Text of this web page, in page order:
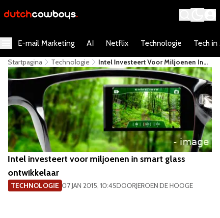
E-mail Marketing AI Netflix Technologie Tech in
Startpagina Technologie
Intel Investeert Voor Miljoenen In
Smart Glass Ontwikkelaar
Intel investeert voor miljoenen in smart glass
ontwikkelaar
TECHNOLOGIE 07 JAN 2015, 10:45DOORJEROEN DE HOOGE